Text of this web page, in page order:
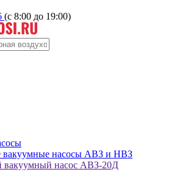
(с 8:00 до 19:00)
вакуумные насосы АВЗ и НВЗ
вакуумный насос АВЗ-20Д